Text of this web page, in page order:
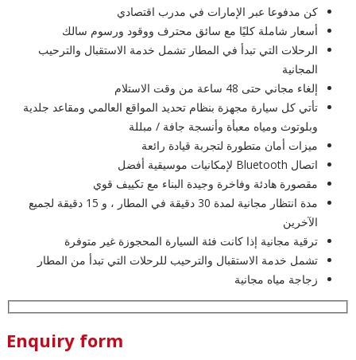
كن مدفوعا عبر الإمارات في مدرب اقتصادي
أسعار شاملة كليًا مع سائق محترف ووقود ورسوم سالك
الرحلات التي تبدأ في المطار تشمل خدمة الاستقبال والترحيب
المجانية
إلغاء مجاني حتى 48 ساعة من وقت الاستلام
تأتي كل سيارة مجهزة بنظام تحديد المواقع العالمي ومقاعد جلدية
وبلوتوث ومياه معبأة وأنسجة جافة / مبللة
ميزات أمان متطورة لتجربة قيادة رائعة
اتصال Bluetooth لإمكانيات موسيقية أفضل
مقصورة هادئة وفاخرة وجيدة البناء مع تكييف قوي
مدة انتظار مجانية لمدة 30 دقيقة في المطار ، و 15 دقيقة لجميع
الآخرين
ترقية مجانية إذا كانت فئة السيارة المحجوزة غير متوفرة
تشمل خدمة الاستقبال والترحيب للرحلات التي تبدأ من المطار
زجاجة مياه مجانية
Enquiry form